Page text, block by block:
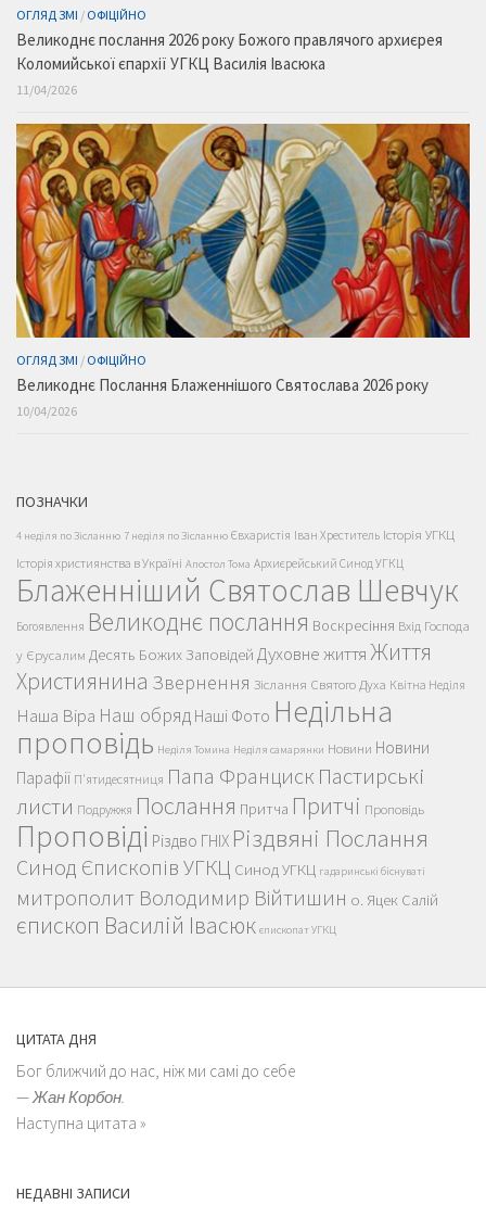
ОГЛЯД ЗМІ / ОФІЦІЙНО
Великоднє послання 2026 року Божого правлячого архиєрея
Коломийської єпархії УГКЦ Василія Івасюка
11/04/2026
ОГЛЯД ЗМІ / ОФІЦІЙНО
Великоднє Послання Блаженнішого Святослава 2026 року
10/04/2026
ПОЗНАЧКИ
4 неділя по Зісланню 7 неділя по Зісланню Євхаристія Іван Хреститель Історія УГКЦ
Історія християнства в Україні Апостол Тома Архиєрейський Синод УГКЦ
Блаженніший Святослав Шевчук
Богоявлення Великоднє послання Воскресіння Вхід Господа
у Єрусалим Десять Божих Заповідей Духовне життяЖиття
Християнина Звернення Зіслання Святого Духа Квітна Неділя
Наша Віра Наш обряд Наші Фото Недільна
проповідь Неділя Томина Неділя самарянки Новини Новини
Парафії П'ятидесятниця Папа Франциск Пастирські
листи Подружжя Послання Притча Притчі Проповідь
Проповіді Різдво ГНІХ Різдвяні Послання
Синод Єпископів УГКЦ Синод УГКЦ гадаринські біснуваті
митрополит Володимир Війтишин о. Яцек Салій
єпископ Василій Івасюк єпископат УГКЦ
ЦИТАТА ДНЯ
Бог ближчий до нас, ніж ми самі до себе
—Жан Корбон.
Наступна цитата »
НЕДАВНІ ЗАПИСИ